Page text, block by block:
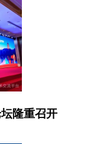
隆重召开